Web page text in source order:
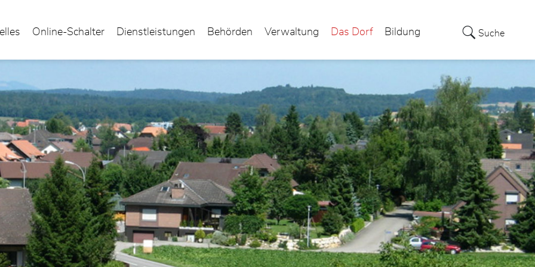
Online-Schalter Dienstleistungen Behörden Verwaltung Das Dorf Bildung Suche